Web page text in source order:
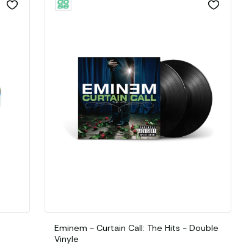
Eminem - Curtain Call: The Hits - Double
Vinyle